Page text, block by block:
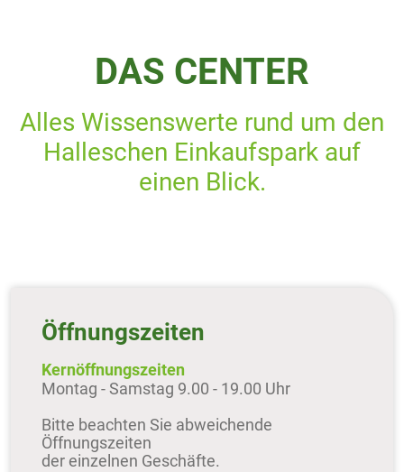
DAS CENTER
Alles Wissenswerte rund um den
Halleschen Einkaufspark auf
einen Blick.
Öffnungszeiten
Kernöffnungszeiten
Montag - Samstag 9.00 - 19.00 Uhr
Bitte beachten Sie abweichende
Öffnungszeiten
der einzelnen Geschäfte.